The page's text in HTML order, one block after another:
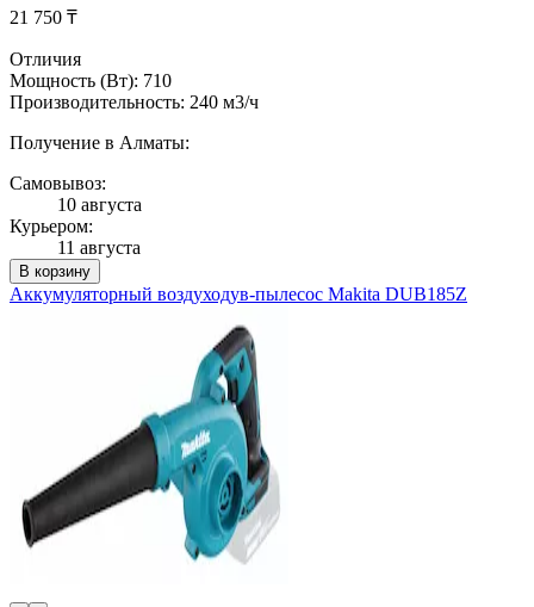
21 750 ₸
Отличия
Мощность (Вт): 710
Производительность: 240 м3/ч
Получение в Алматы:
Самовывоз:
10 августа
Курьером:
11 августа
В корзину
Аккумуляторный воздуходув-пылесос Makita DUB185Z